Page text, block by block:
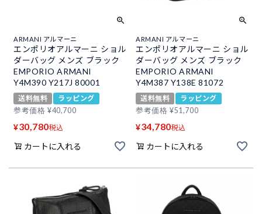
ARMANI アルマーニ
エンポリオアルマーニ ショル
ダーバッグ メンズ ブラック
EMPORIO ARMANI
Y4M390 Y217J 80001
送料無料
ラッピング
参考価格 ¥40,700
¥30,780税込
カートに入れる
ARMANI アルマーニ
エンポリオアルマーニ ショル
ダーバッグ メンズ ブラック
EMPORIO ARMANI
Y4M387 Y138E 81072
送料無料
ラッピング
参考価格 ¥51,700
¥34,780税込
カートに入れる